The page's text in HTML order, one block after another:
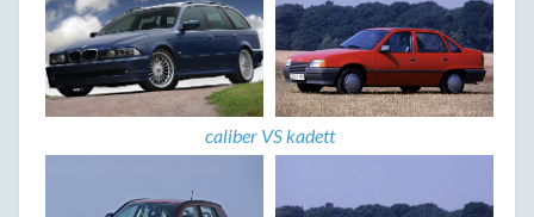
caliber VS kadett